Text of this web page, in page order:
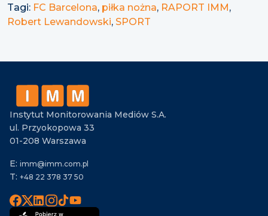
Tagi: FC Barcelona, piłka nożna, RAPORT IMM,
Robert Lewandowski, SPORT
Instytut Monitorowania Mediów S.A.
ul. Przyokopowa 33
01-208 Warszawa
E: imm@imm.com.pl
T: +48 22 378 37 50